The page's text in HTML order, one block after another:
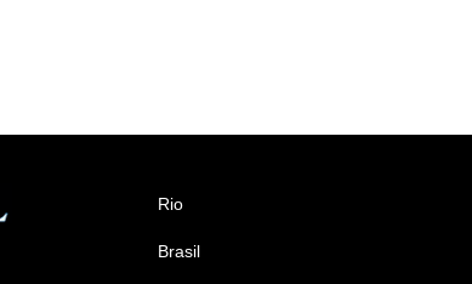
Rio
Brasil